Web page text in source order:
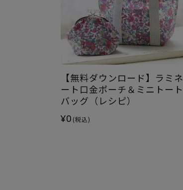
【無料ダウンロード】ラミネ
ート口金ポーチ＆ミニトート
バッグ（レシピ）
¥0 (税込)